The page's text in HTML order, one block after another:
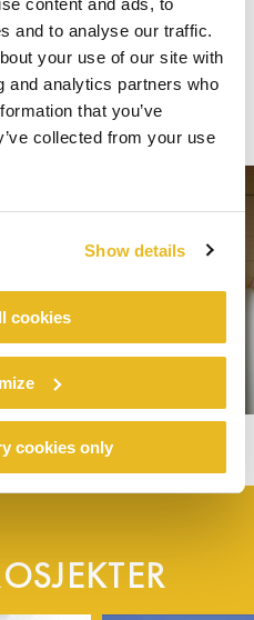
content and ads, to
and to analyse our traffic.
your use of our site with
and analytics partners who
that you’ve
collected from your use
Show details
cookies
cookies only